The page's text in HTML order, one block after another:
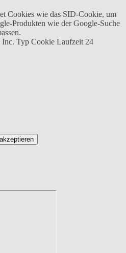
Cookies wie das SID-Cookie, um
Produkten wie der Google-Suche
Inc. Typ Cookie Laufzeit 24